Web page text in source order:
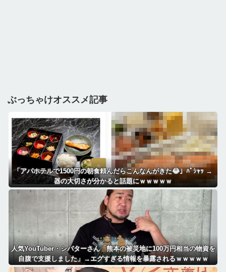
ぶっちゃけオススメ記事
「アパホテルで1500円の朝食頼んだらこんなんがきた😂」ﾊﾟｼｬｯ →
器の大切さが分かると話題にｗｗｗｗｗ
人気YouTuber・シバターさん「熊本の被災地に100万円相当の物資を
自腹で支援しました」→エグすぎる情報を暴露されるｗｗｗｗｗ